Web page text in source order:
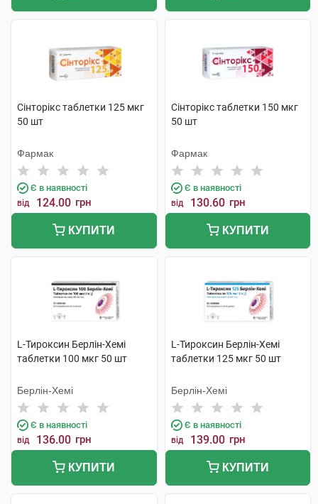
Сінторікс таблетки 125 мкг
50 шт
Фармак
Є в наявності
від 124.00 грн
КУПИТИ
Сінторікс таблетки 150 мкг
50 шт
Фармак
Є в наявності
від 130.60 грн
КУПИТИ
L-Тироксин Берлін-Хемі
таблетки 100 мкг 50 шт
Берлін-Хемі
Є в наявності
від 136.00 грн
КУПИТИ
L-Тироксин Берлін-Хемі
таблетки 125 мкг 50 шт
Берлін-Хемі
Є в наявності
від 139.00 грн
КУПИТИ